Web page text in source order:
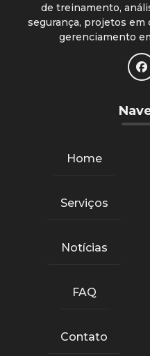
de treinamento,
segurança, projetos
gerenciamento
Home
Serviços
Notícias
FAQ
Contato